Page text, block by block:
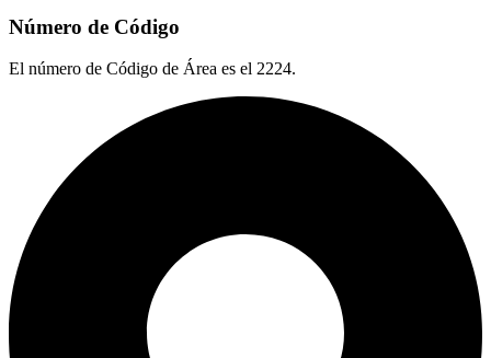
Número de Código
El número de Código de Área es el 2224.